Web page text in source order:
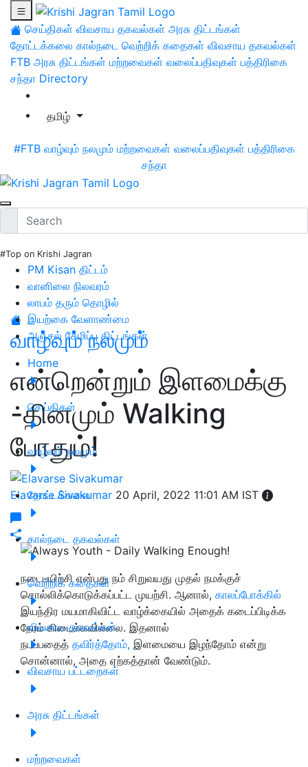
செய்திகள் விவசாய தகவல்கள் அரசு திட்டங்கள்
தோட்டக்கலை கால்நடை வெற்றிக் கதைகள் விவசாய தகவல்கள்
FTB அரசு திட்டங்கள் மற்றவைகள் வலைப்பதிவுகள் பத்திரிகை
சந்தா Directory
தமிழ்
#FTB வாழ்வும் நலமும் மற்றவைகள் வலைப்பதிவுகள் பத்திரிகை
சந்தா
#Top on Krishi Jagran
PM Kisan திட்டம்
வானிலை நிலவரம்
லாபம் தரும் தொழில்
இயற்கை வேளாண்மை
அஞ்சல் சேமிப்பு திட்டங்கள்
Home
செய்திகள்
வாழ்வும் நலமும்
தோட்டக்கலை
கால்நடை தகவல்கள்
வெற்றிக் கதைகள்
விவசாய தகவல்கள்
விவசாய பட்டறைகள்
அரசு திட்டங்கள்
மற்றவைகள்
வாழ்வும் நலமும்
என்றென்றும் இளமைக்கு
-தினமும் Walking
போதும்!
Elavarse Sivakumar 20 April, 2022 11:01 AM IST
நடைபயிற்சி என்பது நம் சிறுவயது முதல் நமக்குச்
சொல்லிக்கொடுக்கப்பட்ட முயற்சி. ஆனால், காலப்போக்கில்
இயந்திர மயமாகிவிட்ட வாழ்க்கையில் அதைக் கடைப்பிடிக்க
நேரம் கிடைக்கவில்லை. இதனால்
நடப்பதைத் தவிர்த்தோம், இளமையை இழந்தோம் என்று
சொன்னால், அதை ஏற்கத்தான் வேண்டும்.